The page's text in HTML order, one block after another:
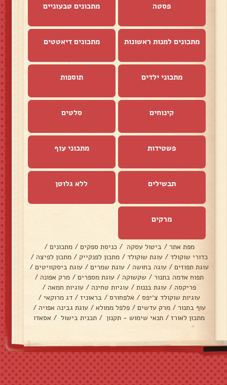
פסטה מתכונים טבעוניים
מתכונים למנות ראשונות מתכונים דיאטטים
מתכוני ילדים תוספות
קינוחים סלטים
פשטידות מתכוני עוף
תבשילים ללא גלוטן
מרקים
מפת אתר / ביטול עסקה / כניסת ספקים / מתכונים /
כדורי שוקולד / עוגת שוקולד / מתכון לפנקייק / מתכון לפיצה /
עוגת תפוזים / עוגה בחושה / עוגת שמרים / עוגת ביסקוויטים /
תפוח אדמה בתנור / שקשוקה / עוגת מספרים / מרק אפונה /
פריקסה / עוגת בננות / עוגיות טחינה / עוגיות חמאה /
עוגיות שוקולד צ׳יפס / אלפחורס/ בראוניז / דג מרוקאי /
עוף בתנור / מרק עדשים / פלפל ממולא / עוגת גבינה אפויה /
מתכון לאורז / תנאי שימוש - תקנון / תכנית בישול / אסאדו